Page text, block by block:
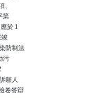
、
第
於 1
竣
防制法
污
願人
卷答辯